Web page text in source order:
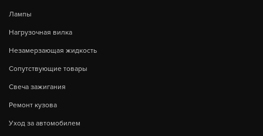
Лампы
Нагрузочная вилка
Незамерзающая жидкость
Сопутствующие товары
Свеча зажигания
Ремонт кузова
Уход за автомобилем